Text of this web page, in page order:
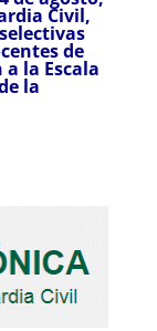
Civil,
de
la Escala
la